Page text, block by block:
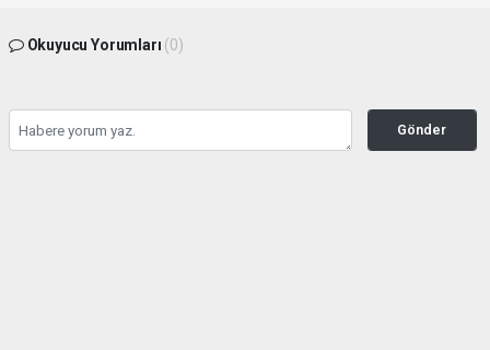
Okuyucu Yorumları (0)
Gönder